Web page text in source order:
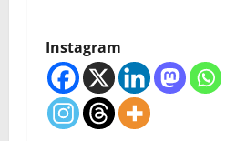
Instagram